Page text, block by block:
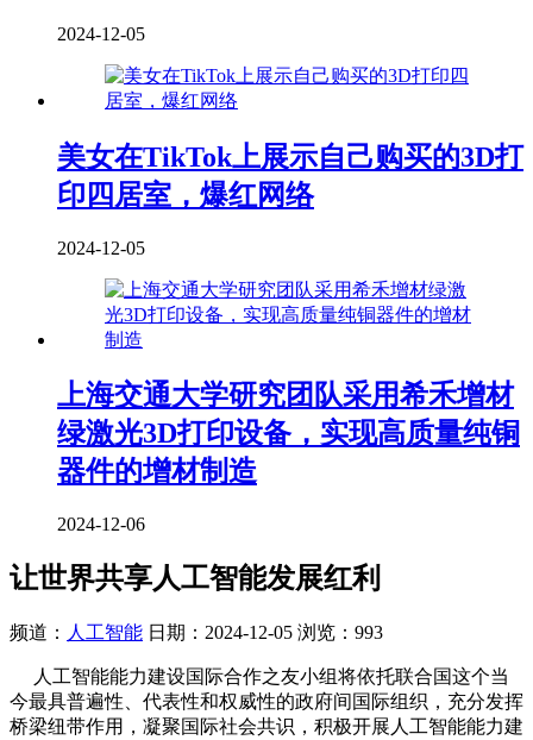
2024-12-05
美女在TikTok上展示自己购买的3D打
印四居室，爆红网络
2024-12-05
上海交通大学研究团队采用希禾增材
绿激光3D打印设备，实现高质量纯铜
器件的增材制造
2024-12-06
让世界共享人工智能发展红利
频道： 人工智能 日期： 2024-12-05 浏览：993
人工智能能力建设国际合作之友小组将依托联合国这个当
今最具普遍性、代表性和权威性的政府间国际组织，充分发挥
桥梁纽带作用，凝聚国际社会共识，积极开展人工智能能力建